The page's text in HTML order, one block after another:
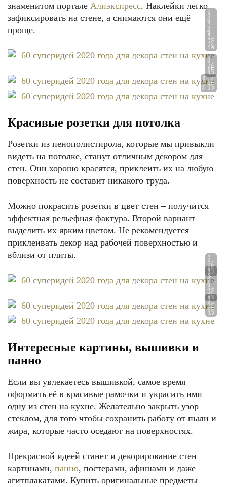
знаменитом портале Алиэкспресс. Наклейки легко
зафиксировать на стене, а снимаются они ещё
проще.
Ф
О
Т
О:
a
v
at
a
r
s.
m
d
s.
y
a
n
d
e
x.
n
et
Ф
О
Т
О:
pi
nt
e
r
e
st.
r
u
Ф
О
Т
О:
s
e
n
s
e
-li
f
e.
c
o
m
Красивые розетки для потолка
Розетки из пенополистирола, которые мы привыкли
видеть на потолке, станут отличным декором для
стен. Они хорошо красятся, приклеить их на любую
поверхность не составит никакого труда.
Можно покрасить розетки в цвет стен – получится
эффектная рельефная фактура. Второй вариант –
выделить их ярким цветом. Не рекомендуется
приклеивать декор над рабочей поверхностью и
вблизи от плиты.
Ф
О
Т
О:
pi
nt
e
r
e
st.
r
u
Ф
О
Т
О:
m
y
k
al
ei
d
o
s
c
o
p
e.
r
u
Ф
О
Т
О:
pi
nt
e
r
e
st.
r
u
Интересные картины, вышивки и
панно
Если вы увлекаетесь вышивкой, самое время
оформить её в красивые рамочки и украсить ими
одну из стен на кухне. Желательно закрыть узор
стеклом, для того чтобы сохранить работу от пыли и
жира, которые часто оседают на поверхностях.
Прекрасной идеей станет и декорирование стен
картинами, панно, постерами, афишами и даже
агитплакатами. Купить оригинальные предметы